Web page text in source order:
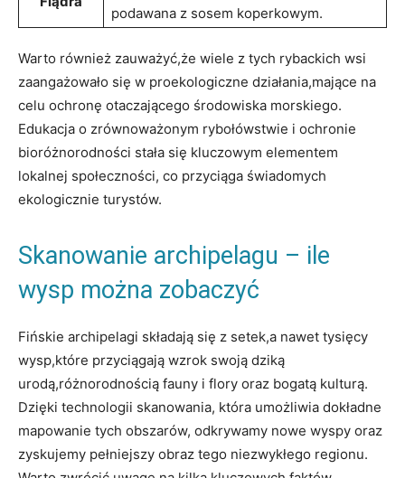
podawana z sosem ‌koperkowym.
Warto również zauważyć,że wiele z ‌tych rybackich‍ wsi
zaangażowało się w proekologiczne działania,mające‌ na
celu ochronę otaczającego środowiska morskiego.
⁤Edukacja o ‌zrównoważonym rybołówstwie i ochronie
bioróżnorodności stała się kluczowym elementem
lokalnej społeczności, co ​przyciąga świadomych
ekologicznie turystów.
Skanowanie archipelagu – ile
wysp można zobaczyć
Fińskie archipelagi składają się z setek,a nawet tysięcy
wysp,które przyciągają wzrok swoją dziką
urodą,różnorodnością fauny i flory oraz bogatą kulturą.
Dzięki technologii skanowania, ​która ⁢umożliwia dokładne
mapowanie tych obszarów, odkrywamy nowe wyspy oraz
zyskujemy pełniejszy obraz tego niezwykłego regionu.